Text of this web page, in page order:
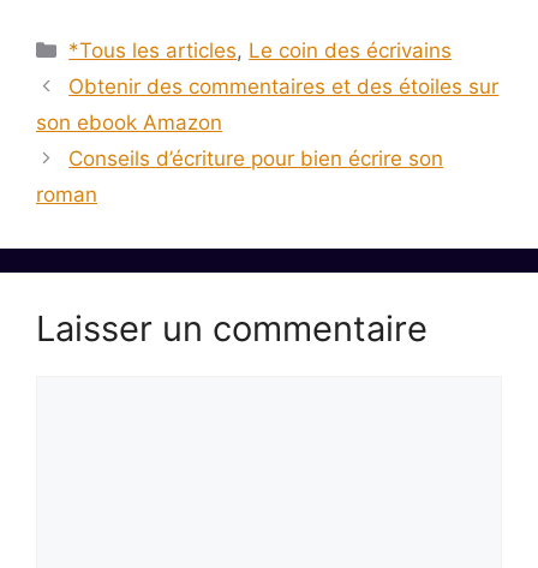
Catégories
*Tous les articles, Le coin des écrivains
Obtenir des commentaires et des étoiles sur
son ebook Amazon
Conseils d’écriture pour bien écrire son
roman
Laisser un commentaire